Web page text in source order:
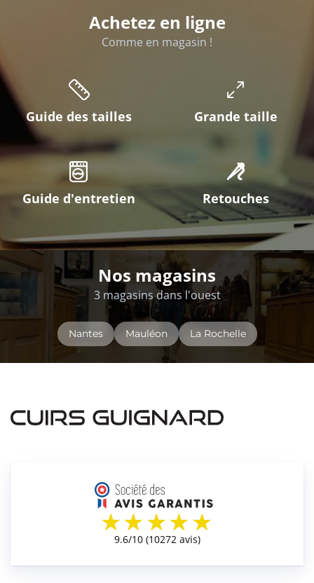
Achetez en ligne
Comme en magasin !
Guide des tailles Grande taille
Guide d'entretien Retouches
Nos magasins
3 magasins dans l'ouest
Nantes Mauléon La Rochelle